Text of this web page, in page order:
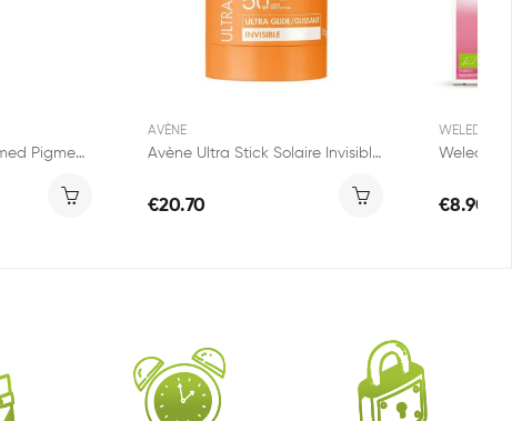
Avène Solaire Sunsimed Pigment SPF50+ UVB UVA...
AVÈNE
Avène Ultra Stick Solaire Invisible SPF50 20g
€20.70
WELEDA
€8.90